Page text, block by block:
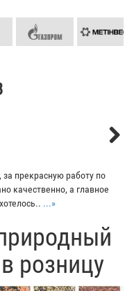
прекрасную работу по
качественно, а главное
...»
розницу